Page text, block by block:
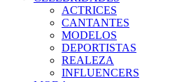
ACTRICES
CANTANTES
MODELOS
DEPORTISTAS
REALEZA
INFLUENCERS